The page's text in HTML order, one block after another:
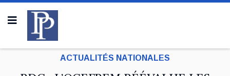
ACTUALITÉS NATIONALES